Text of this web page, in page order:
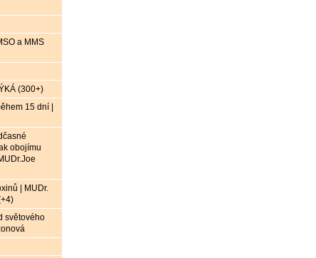
a MMS
(300+)
15 dní |
obojímu
| MUDr.
světového